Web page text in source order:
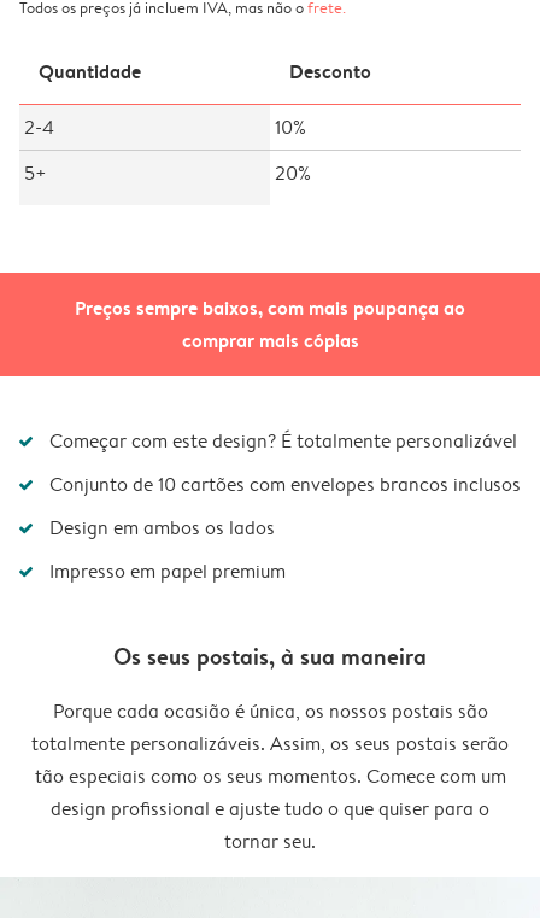
Preços sempre baixos, com mais poupança ao
comprar mais cópias
Todos os preços já incluem IVA, mas não ofrete.
Quantidade Desconto
2-4
10%
5+
20%
Começar com este design? É totalmente personalizável
Conjunto de 10 cartões com envelopes brancos inclusos
Design em ambos os lados
Impresso em papel premium
Os seus postais, à sua maneira
Porque cada ocasião é única, os nossos postais são
totalmente personalizáveis. Assim, os seus postais serão
tão especiais como os seus momentos. Comece com um
design profissional e ajuste tudo o que quiser para o
tornar seu.